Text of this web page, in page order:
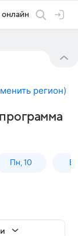
регион)
Пн, 10